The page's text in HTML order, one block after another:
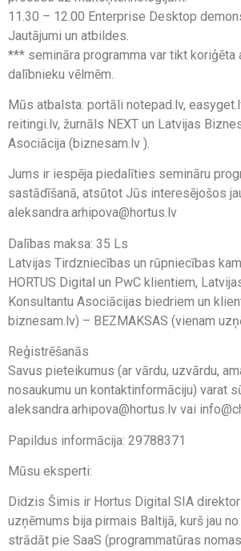
11.30 – 12.00 Enterprise Desktop
Jautājumi un atbildes.
*** semināra programma var tikt koriģēta
dalībnieku vēlmēm.
Mūs atbalsta: portāli notepad.lv,
reitingi.lv, žurnāls NEXT un Latvijas
Asociācija (biznesam.lv ).
Jums ir iespēja piedalīties semināru
sastādīšanā, atsūtot Jūs interesējošos
aleksandra.arhipova@hortus.lv
Dalības maksa: 35 Ls
Latvijas Tirdzniecības un rūpniecības
HORTUS Digital un PwC klientiem,
Konsultantu Asociācijas biedriem un
biznesam.lv) – BEZMAKSAS (vienam
Reģistrēšanās
Savus pieteikumus (ar vārdu, uzvārdu,
nosaukumu un kontaktinformāciju) varat
aleksandra.arhipova@hortus.lv vai
Papildus informācija: 29788371
Mūsu eksperti:
Didzis Šimis ir Hortus Digital SIA
uzņēmums bija pirmais Baltijā, kurš jau
strādāt pie SaaS (programmatūras